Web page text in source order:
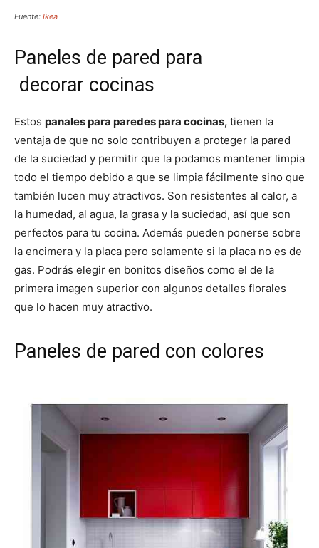
Fuente: Ikea
Paneles de pared para
decorar cocinas
Estos panales para paredes para cocinas, tienen la
ventaja de que no solo contribuyen a proteger la pared
de la suciedad y permitir que la podamos mantener limpia
todo el tiempo debido a que se limpia fácilmente sino que
también lucen muy atractivos. Son resistentes al calor, a
la humedad, al agua, la grasa y la suciedad, así que son
perfectos para tu cocina. Además pueden ponerse sobre
la encimera y la placa pero solamente si la placa no es de
gas. Podrás elegir en bonitos diseños como el de la
primera imagen superior con algunos detalles florales
que lo hacen muy atractivo.
Paneles de pared con colores